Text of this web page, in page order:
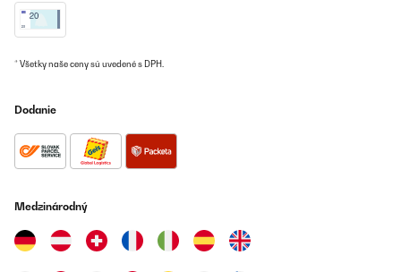
* Všetky naše ceny sú uvedené s DPH.
Dodanie
Medzinárodný